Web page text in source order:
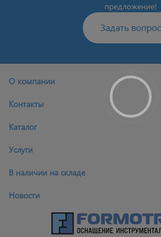
предложение!
Задать вопрос
О компании
Контакты
Каталог
Услуги
В наличии на складе
Новости